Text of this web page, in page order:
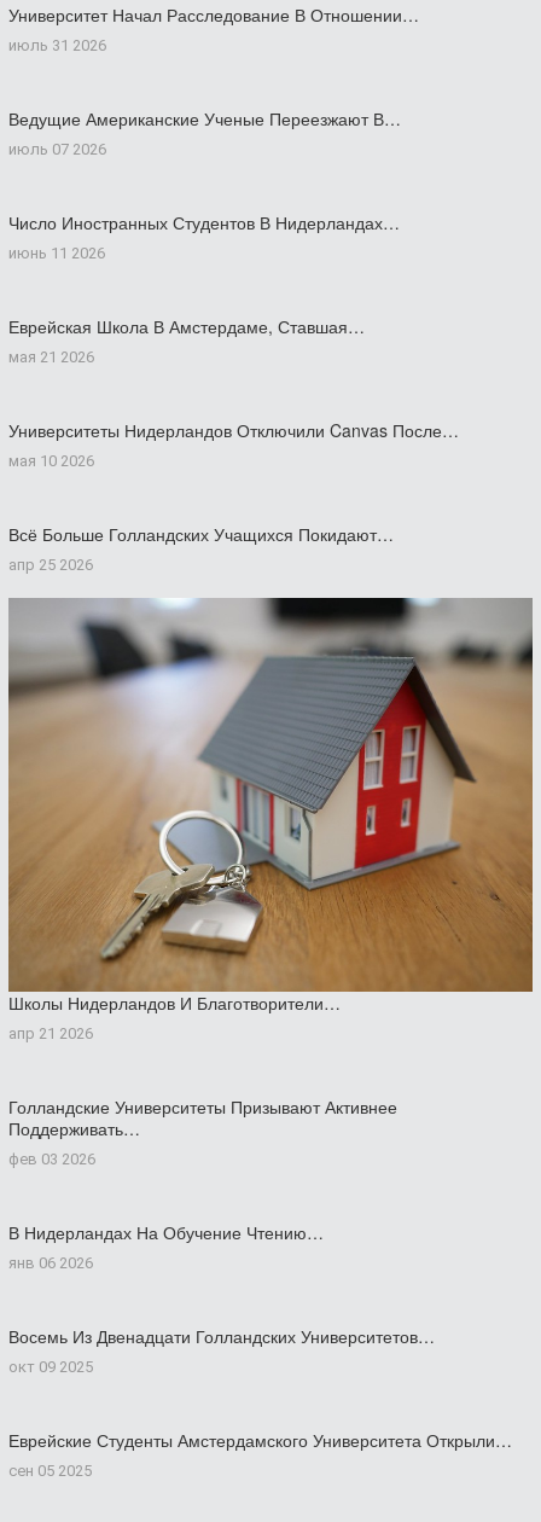
Университет Начал Расследование В Отношении…
июль 31 2026
Ведущие Американские Ученые Переезжают В…
июль 07 2026
Число Иностранных Студентов В Нидерландах…
июнь 11 2026
Еврейская Школа В Амстердаме, Ставшая…
мая 21 2026
Университеты Нидерландов Отключили Canvas После…
мая 10 2026
Всё Больше Голландских Учащихся Покидают…
апр 25 2026
Школы Нидерландов И Благотворители…
апр 21 2026
Голландские Университеты Призывают Активнее
Поддерживать…
фев 03 2026
В Нидерландах На Обучение Чтению…
янв 06 2026
Восемь Из Двенадцати Голландских Университетов…
окт 09 2025
Еврейские Студенты Амстердамского Университета Открыли…
сен 05 2025